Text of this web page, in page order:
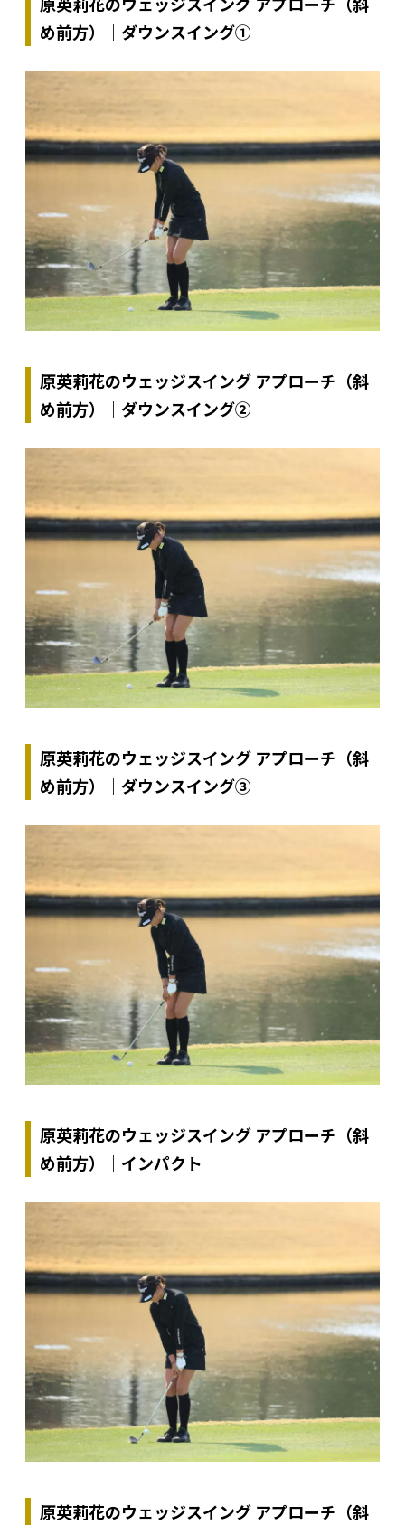
め前方）｜ダウンスイング①
原英莉花のウェッジスイング アプローチ（斜
め前方）｜ダウンスイング②
原英莉花のウェッジスイング アプローチ（斜
め前方）｜ダウンスイング③
原英莉花のウェッジスイング アプローチ（斜
め前方）｜インパクト
原英莉花のウェッジスイング アプローチ（斜